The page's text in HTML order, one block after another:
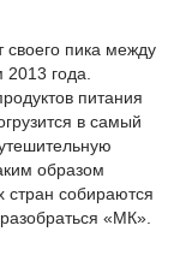
своего пика между
года.
питания
в самый
образом
стран собираются
«МК».